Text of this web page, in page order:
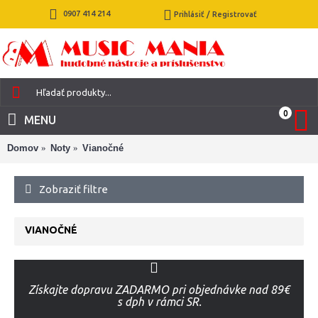
0907 414 214 Prihlásiť / Registrovať
0
MENU
Domov Noty Vianočné
Zobraziť filtre
VIANOČNÉ
Získajte dopravu ZADARMO pri objednávke nad 89€
s dph v rámci SR.